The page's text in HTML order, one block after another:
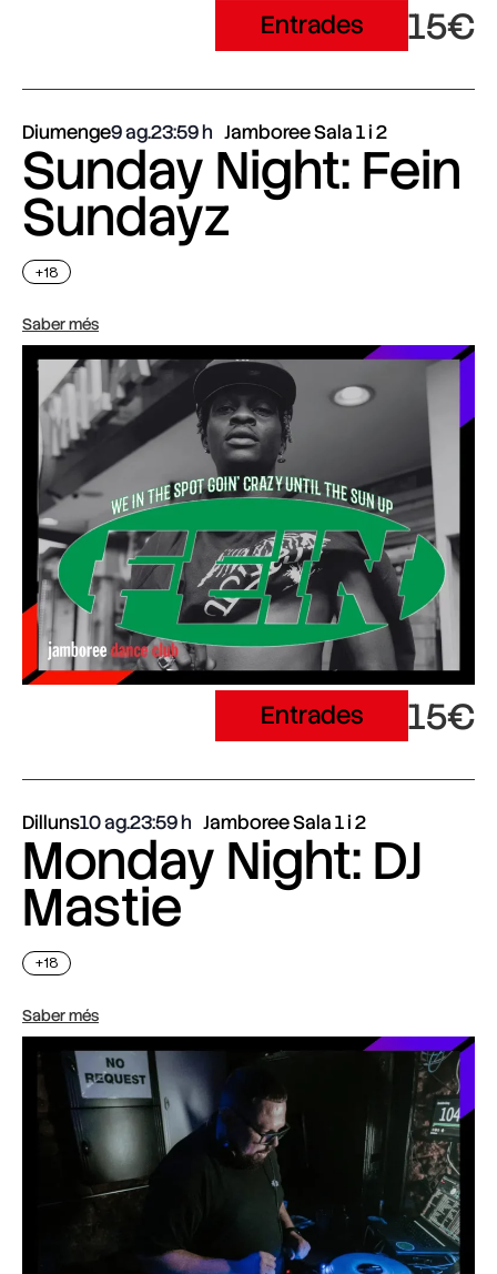
Entrades 15€
Diumenge9 ag.23:59 Jamboree Sala 1 i 2
Sunday Night: Fein
Sundayz
+18
Saber més
Entrades 15€
Dilluns10 ag.23:59 Jamboree Sala 1 i 2
Monday Night: DJ
Mastie
+18
Saber més